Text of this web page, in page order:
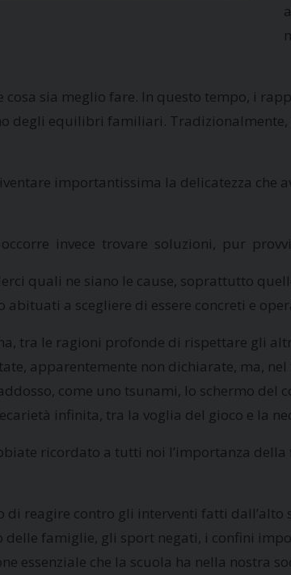
sia meglio fare. In questo tempo, i
degli equilibri familiari.
importantissima la delicatezza
occorre invece trovare soluzioni, pur
quali ne siano le cause, soprattutto
abituati a scegliere di essere concreti e
tra le ragioni profonde di rispettare gli
apparentemente non dichiarate, ma, nel
come uno tsunami, lo schermo del
infinita, tra la voglia del gioco e la
ricordato a tutti noi l’importanza della
di reagire contro gli interventi fatti dall’alto
famiglie, gli sport negati, i confini
essenziale che la scuola ha nella nostra